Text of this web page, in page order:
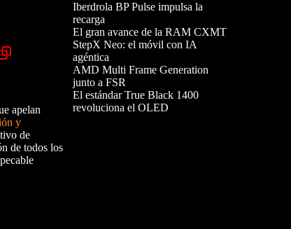
apelan
y
de
de todos los
Iberdrola BP Pulse impulsa la
recarga
El gran avance de la RAM CXMT
StepX Neo: el móvil con IA
agéntica
AMD Multi Frame Generation
junto a FSR
El estándar True Black 1400
revoluciona el OLED